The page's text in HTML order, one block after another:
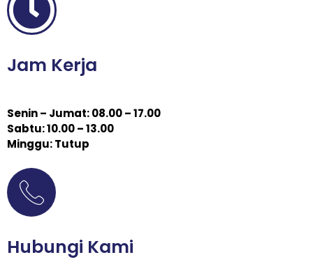
Jam Kerja
Senin – Jumat: 08.00 – 17.00
Sabtu: 10.00 – 13.00
Minggu: Tutup
Hubungi Kami